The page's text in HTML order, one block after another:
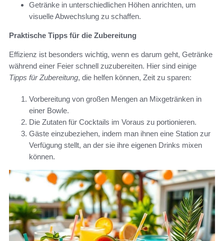
Getränke in unterschiedlichen Höhen anrichten, um
visuelle Abwechslung zu schaffen.
Praktische Tipps für die Zubereitung
Effizienz ist besonders wichtig, wenn es darum geht, Getränke
während einer Feier schnell zuzubereiten. Hier sind einige
Tipps für Zubereitung, die helfen können, Zeit zu sparen:
Vorbereitung von großen Mengen an Mixgetränken in
einer Bowle.
Die Zutaten für Cocktails im Voraus zu portionieren.
Gäste einzubeziehen, indem man ihnen eine Station zur
Verfügung stellt, an der sie ihre eigenen Drinks mixen
können.